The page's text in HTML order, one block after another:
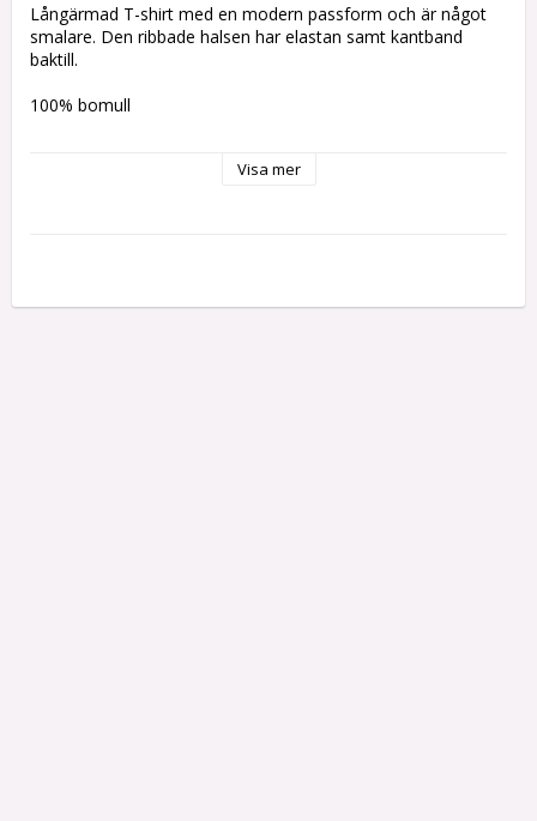
Långärmad T-shirt med en modern passform och är något
smalare. Den ribbade halsen har elastan samt kantband
baktill.
100% bomull
Visa mer